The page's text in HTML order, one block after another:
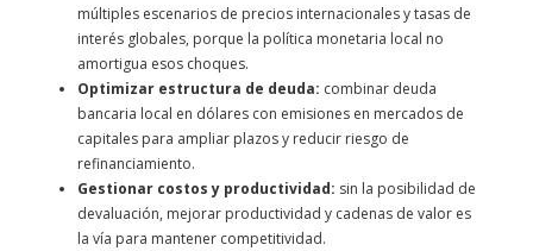
múltiples escenarios de precios internacionales y tasas de
interés globales, porque la política monetaria local no
amortigua esos choques.
Optimizar estructura de deuda: combinar deuda
bancaria local en dólares con emisiones en mercados de
capitales para ampliar plazos y reducir riesgo de
refinanciamiento.
Gestionar costos y productividad: sin la posibilidad de
devaluación, mejorar productividad y cadenas de valor es
la vía para mantener competitividad.